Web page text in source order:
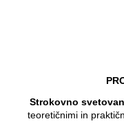
Strokovno
teoretičnimi in